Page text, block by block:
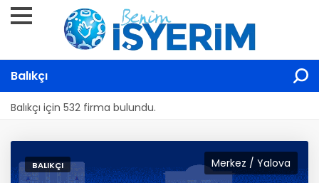
Balıkçı
Balıkçı için 532 firma bulundu.
Merkez / Yalova
BALIKÇI